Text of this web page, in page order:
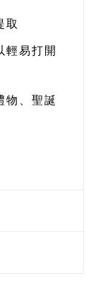
取
輕易打開
物、聖誕